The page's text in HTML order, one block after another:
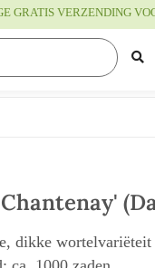
GRATIS VERZENDING
dikke